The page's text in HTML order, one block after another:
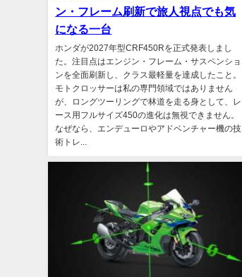
ン・フレーム刷新で旅人視点でも気
になる一台
ホンダが2027年型CRF450Rを正式発表しまし
た。注目点はエンジン・フレーム・サスペンショ
ンを全面刷新し、クラス最軽量を達成したこと。
モトクロッサーは私の専門領域ではありません
が、ロングツーリングで林道を走る身として、レ
ース用フルサイズ450の進化は無視できません。
なぜなら、エンデューロやアドベンチャー機の技
術トレ...